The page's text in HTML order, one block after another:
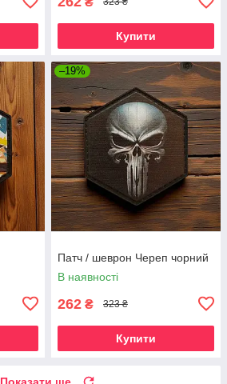
Купити
–19%
Патч / шеврон Череп чорний
В наявності
262 ₴ 323 ₴
Купити